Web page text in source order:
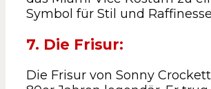
Symbol für Stil und
7. Die Frisur:
Die Frisur von Sonny